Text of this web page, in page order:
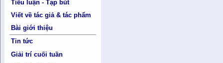
Tiểu luận - Tạp bút
Viết về tác giả & tác phẩm
Bài giới thiệu
Tin tức
Giải trí cuối tuần